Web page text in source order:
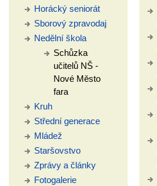
Horácký seniorát
Sborový zpravodaj
Nedělní škola
Schůzka
učitelů NŠ -
Nové Město
fara
Kruh
Střední generace
Mládež
Staršovstvo
Zprávy a články
Fotogalerie